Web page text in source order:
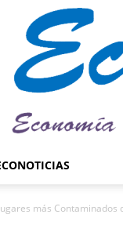
más Contaminados